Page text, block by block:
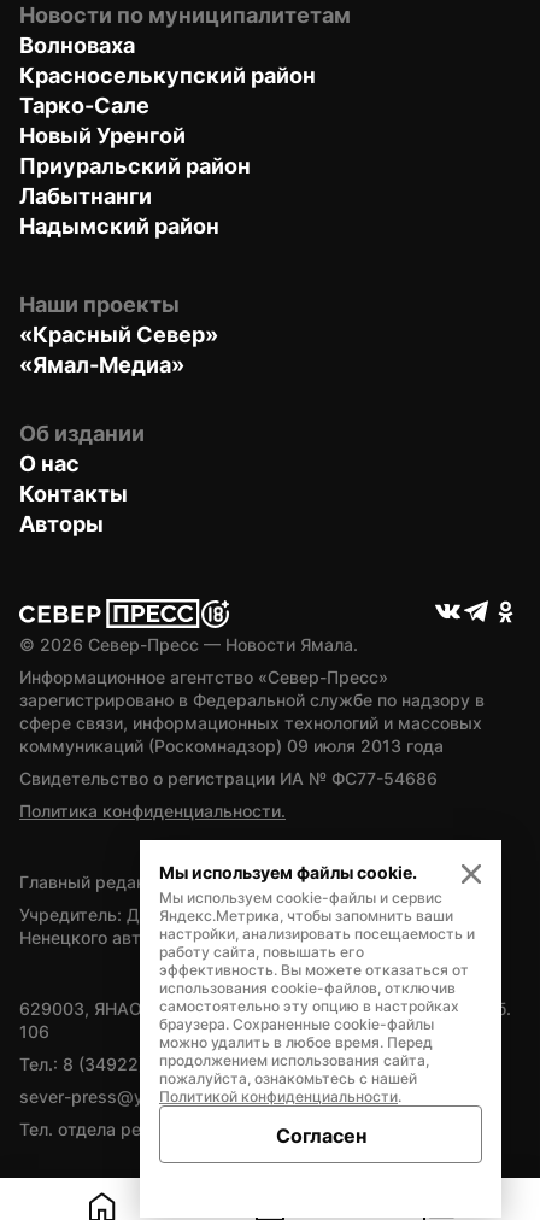
Новости по муниципалитетам
Волноваха
Красноселькупский район
Тарко-Сале
Новый Уренгой
Приуральский район
Лабытнанги
Надымский район
Наши проекты
«Красный Север»
«Ямал-Медиа»
Об издании
О нас
Контакты
Авторы
© 2026 Север-Пресс — Новости Ямала.
Информационное агентство «Север-Пресс»
зарегистрировано в Федеральной службе по надзору в
сфере связи, информационных технологий и массовых
коммуникаций (Роскомнадзор) 09 июля 2013 года
Свидетельство о регистрации ИА № ФС77-54686
Политика конфиденциальности.
Главный редактор — А.Л. Поздеев
Учредитель: Департамент внутренней политики Ямало-
Ненецкого автономного округа
629003, ЯНАО, Салехард, мкр. Богдана Кнунянца, д.1, каб.
106
Тел.: 8 (34922) 71262
sever-press@yamal-media.ru
Тел. отдела рекламы: 8 (34922) 42728
Мы используем файлы cookie.
Мы используем cookie-файлы и сервис
Яндекс.Метрика, чтобы запомнить ваши
настройки, анализировать посещаемость и
работу сайта, повышать его
эффективность. Вы можете отказаться от
использования cookie-файлов, отключив
самостоятельно эту опцию в настройках
браузера. Сохраненные cookie-файлы
можно удалить в любое время. Перед
продолжением использования сайта,
пожалуйста, ознакомьтесь с нашей
Политикой конфиденциальности.
Согласен